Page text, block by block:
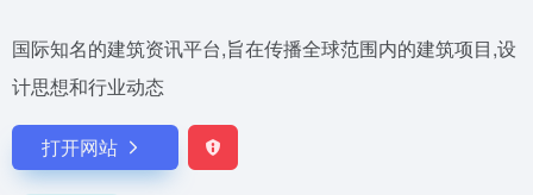
国际知名的建筑资讯平台,旨在传播全球范围内的建筑项目,设
计思想和行业动态
打开网站